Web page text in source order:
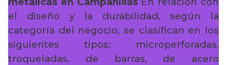
el diseño y la durabilidad, según la
categoría del negocio, se clasifican en los
siguientes tipos: microperforadas,
troqueladas, de barras, de acero